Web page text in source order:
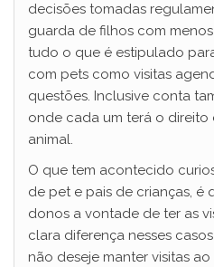
decisões tomadas
guarda de filhos com
tudo o que é estipulado
com pets como visitas
questões. Inclusive conta
onde cada um terá o
animal.
O que tem acontecido
de pet e pais de crianças, é
donos a vontade de ter as
clara diferença nesses
não deseje manter visitas